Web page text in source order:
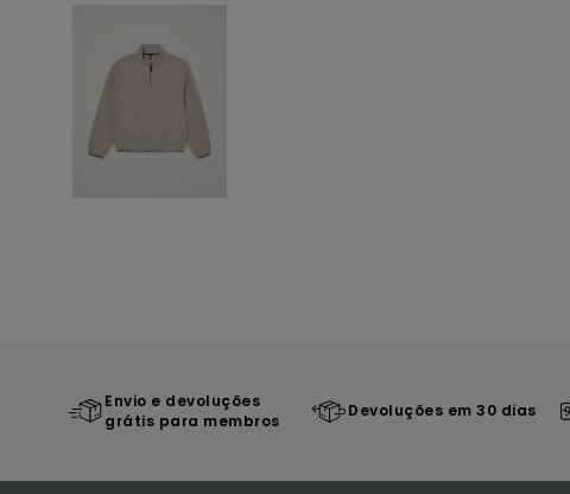
Envio e devoluções
grátis para membros
Devoluções em 30 dias